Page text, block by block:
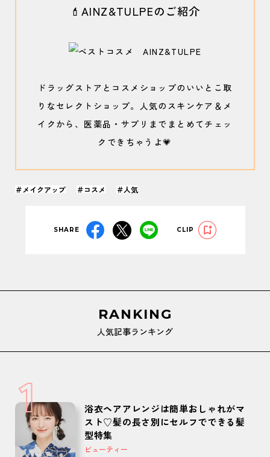
💄AINZ&TULPEのご紹介
ドラッグストアとコスメショップのいいとこ取
りなセレクトショップ。人気のスキンケア＆メ
イクから、医薬品・サプリまでまとめてチェッ
クできちゃうよ💗
＃メイクアップ ＃コスメ ＃人気
SHARE CLIP
RANKING
人気記事ランキング
1
浴衣ヘアアレンジは簡単おしゃれがマ
スト♡髪の長さ別にセルフでできる髪
型特集
ビューティー